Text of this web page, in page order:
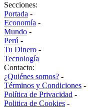
Secciones:
Portada -
Economía -
Mundo -
Perú -
Tu Dinero -
Tecnología
Contacto:
¿Quiénes somos? -
Términos y Condiciones -
Política de Privacidad -
Politica de Cookies -